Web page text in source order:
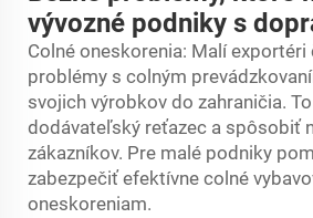
vývozné podniky s
Colné oneskorenia: Malí exportéri
problémy s colným
svojich výrobkov do zahraničia.
dodávateľský reťazec a spôsobiť
zákazníkov. Pre malé podniky
zabezpečiť efektívne colné
oneskoreniam.